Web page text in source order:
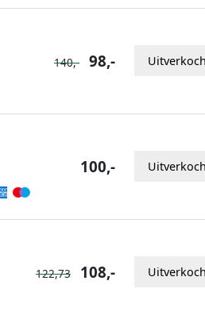
140,- 98,-
100,-
122,73 108,-